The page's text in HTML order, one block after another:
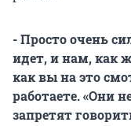
- Просто очень
идет, и нам, как
как вы на это
работаете. «Они
запретят